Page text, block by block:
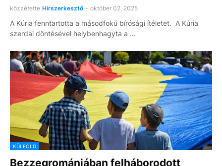
közzétette Hírszerkesztő - október 02, 2025
A Kúria fenntartotta a másodfokú bírósági ítéletet. A Kúria
szerdai döntésével helybenhagyta a …
KÜLFÖLD
Bezzegromániában felháborodott